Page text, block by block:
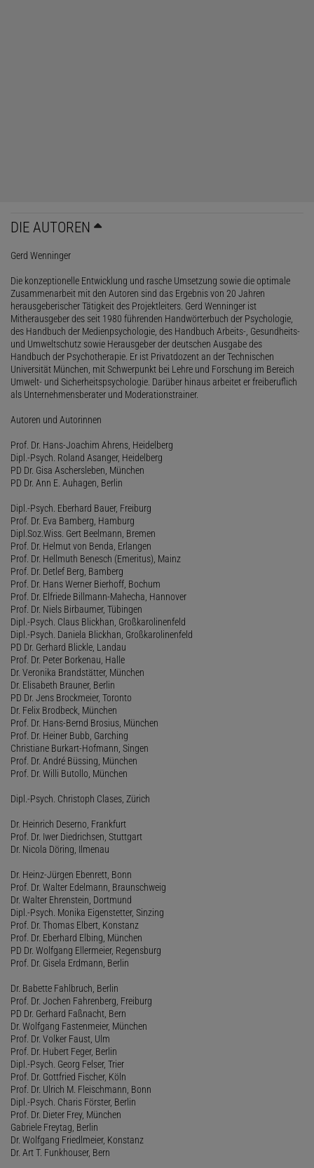
DIE AUTOREN
Gerd Wenninger
Die konzeptionelle Entwicklung und rasche Umsetzung sowie die optimale
Zusammenarbeit mit den Autoren sind das Ergebnis von 20 Jahren
herausgeberischer Tätigkeit des Projektleiters. Gerd Wenninger ist
Mitherausgeber des seit 1980 führenden Handwörterbuch der Psychologie,
des Handbuch der Medienpsychologie, des Handbuch Arbeits-, Gesundheits-
und Umweltschutz sowie Herausgeber der deutschen Ausgabe des
Handbuch der Psychotherapie. Er ist Privatdozent an der Technischen
Universität München, mit Schwerpunkt bei Lehre und Forschung im Bereich
Umwelt- und Sicherheitspsychologie. Darüber hinaus arbeitet er freiberuflich
als Unternehmensberater und Moderationstrainer.
Autoren und Autorinnen
Prof. Dr. Hans-Joachim Ahrens, Heidelberg
Dipl.-Psych. Roland Asanger, Heidelberg
PD Dr. Gisa Aschersleben, München
PD Dr. Ann E. Auhagen, Berlin
Dipl.-Psych. Eberhard Bauer, Freiburg
Prof. Dr. Eva Bamberg, Hamburg
Dipl.Soz.Wiss. Gert Beelmann, Bremen
Prof. Dr. Helmut von Benda, Erlangen
Prof. Dr. Hellmuth Benesch (Emeritus), Mainz
Prof. Dr. Detlef Berg, Bamberg
Prof. Dr. Hans Werner Bierhoff, Bochum
Prof. Dr. Elfriede Billmann-Mahecha, Hannover
Prof. Dr. Niels Birbaumer, Tübingen
Dipl.-Psych. Claus Blickhan, Großkarolinenfeld
Dipl.-Psych. Daniela Blickhan, Großkarolinenfeld
PD Dr. Gerhard Blickle, Landau
Prof. Dr. Peter Borkenau, Halle
Dr. Veronika Brandstätter, München
Dr. Elisabeth Brauner, Berlin
PD Dr. Jens Brockmeier, Toronto
Dr. Felix Brodbeck, München
Prof. Dr. Hans-Bernd Brosius, München
Prof. Dr. Heiner Bubb, Garching
Christiane Burkart-Hofmann, Singen
Prof. Dr. André Büssing, München
Prof. Dr. Willi Butollo, München
Dipl.-Psych. Christoph Clases, Zürich
Dr. Heinrich Deserno, Frankfurt
Prof. Dr. Iwer Diedrichsen, Stuttgart
Dr. Nicola Döring, Ilmenau
Dr. Heinz-Jürgen Ebenrett, Bonn
Prof. Dr. Walter Edelmann, Braunschweig
Dr. Walter Ehrenstein, Dortmund
Dipl.-Psych. Monika Eigenstetter, Sinzing
Prof. Dr. Thomas Elbert, Konstanz
Prof. Dr. Eberhard Elbing, München
PD Dr. Wolfgang Ellermeier, Regensburg
Prof. Dr. Gisela Erdmann, Berlin
Dr. Babette Fahlbruch, Berlin
Prof. Dr. Jochen Fahrenberg, Freiburg
PD Dr. Gerhard Faßnacht, Bern
Dr. Wolfgang Fastenmeier, München
Prof. Dr. Volker Faust, Ulm
Prof. Dr. Hubert Feger, Berlin
Dipl.-Psych. Georg Felser, Trier
Prof. Dr. Gottfried Fischer, Köln
Prof. Dr. Ulrich M. Fleischmann, Bonn
Dipl.-Psych. Charis Förster, Berlin
Prof. Dr. Dieter Frey, München
Gabriele Freytag, Berlin
Dr. Wolfgang Friedlmeier, Konstanz
Dr. Art T. Funkhouser, Bern